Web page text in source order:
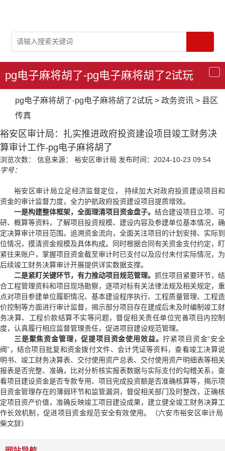
导
航
pg电子麻将胡了-pg电子麻将胡了2试玩
pg电子麻将胡了-pg电子麻将胡了2试玩 > 政务资讯 > 县区
传真
裕安区审计局：扎实推进政府投资建设项目竣工财务决
算审计工作-pg电子麻将胡了
浏览次数： 信息来源： 裕安区审计局 发布时间：2024-10-23 09:54
字号：
裕安区审计局立足经济监督定位， 持续加大对政府投资建设项目和
资金的审计监督力度，全力护航政府投资建设项目提质增效。
一是构建整体框架，全面理清项目资金盘子。 结合建设项目立项、可
研、概算等资料，了解项目投资规模、建设内容及参建单位基本情况，确
定决算审计项目范围。追溯资金流向，全面关注项目的计划安排、实际到
位情况，摸清资金规模及具体构成。同时根据合同有关资金支付约定，盯
紧往来账户，掌握项目资金截至审计时已支付以及应付未付实际情况，为
后续竣工财务决算审计开展提供详实数据支撑。
二是紧盯关键环节，有力推动项目规范管理。 抓住项目紧要环节，结
合工程管理资料和项目现场勘察，逐项对标有关法律法规及相关规定，重
点对项目参建单位履职情况、基本建设程序执行、工程质量管理、工程造
价控制等方面进行审计监督，揭示部分项目存在建成后未及时编制竣工财
务决算、工程价款结算不实等问题，督促相关责任单位完善项目内控制
度，认真履行相应监督管理责任，促进项目建设规范管理。
三是聚焦资金管理，促提项目资金使用效益。拧紧项目资金“安全
阀”，结合项目批复和资金拨付文件、会计凭证等资料，查看竣工决算说
明书、竣工财务决算表、交付使用资产总表、交付使用资产明细表等相关
报表是否完整、准确，比对分析核实报表数据与实际支付的勾稽关系，查
看项目建设资金是否专款专用、项目完成投资额是否准确核算等，揭示项
目资金管理存在的薄弱环节和监管漏洞，督促相关部门及时整改，正确核
定项目资产价值，准确反映竣工项目建设成果，建立健全竣工财务决算工
作长效机制，促进项目资金规范安全有效使用。（六安市裕安区审计局
柴文辞）